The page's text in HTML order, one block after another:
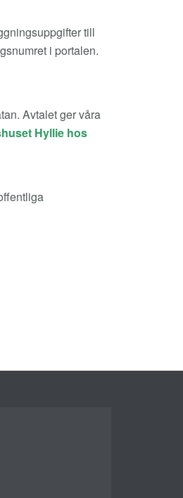
till
i portalen.
Avtalet ger våra
Hyllie hos